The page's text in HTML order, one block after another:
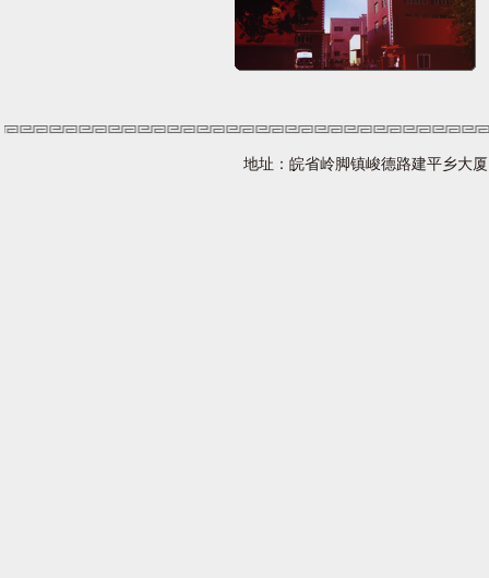
地址：皖省岭脚镇峻德路建平乡大